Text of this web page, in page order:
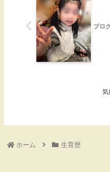
ブロ
気
ホーム 生育歴